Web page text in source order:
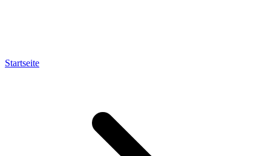
Startseite